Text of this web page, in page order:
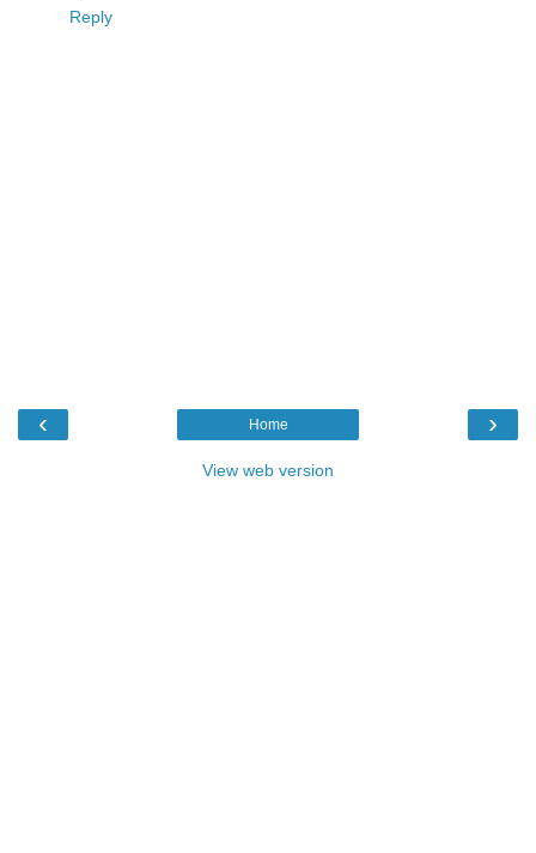
Reply
‹ ›
Home
View web version